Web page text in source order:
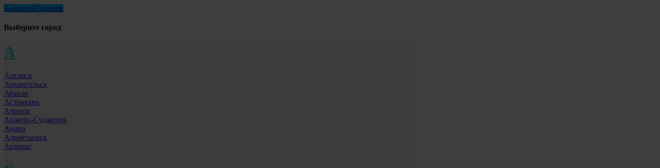
Анжеро-Судженк
Выберите город
А
Ангарск
Архангельск
Абакан
Астрахань
Ачинск
Анжеро-Судженск
Анапа
Альметьевск
Арзамас